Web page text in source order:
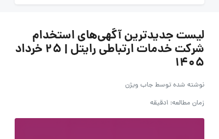
لیست جدیدترین آگهی‌های استخدام
شرکت خدمات ارتباطی رایتل | ۲۵ خرداد
۱۴۰۵
نوشته شده توسطجاب ویژن
زمان مطالعه: 1دقیقه